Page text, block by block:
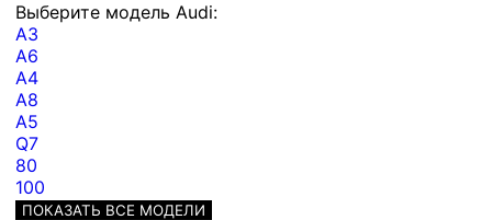
Выберите модель Audi:
A3
A6
A4
A8
A5
Q7
80
100
ПОКАЗАТЬ ВСЕ МОДЕЛИ